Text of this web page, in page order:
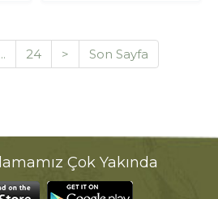
... 24 > Son Sayfa
Çok Yakında